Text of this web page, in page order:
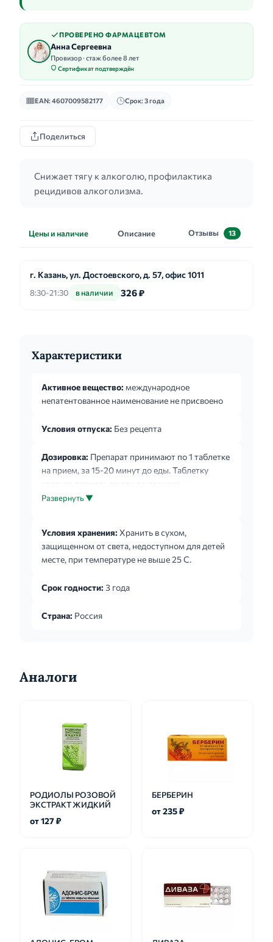
ПРОВЕРЕНО ФАРМАЦЕВТОМ
Анна Сергеевна
Провизор · стаж более 8 лет
Сертификат подтверждён
EAN: 4607009582177 Срок: 3 года
Поделиться
Снижает тягу к алкоголю, профилактика
рецидивов алкоголизма.
Цены и наличие Описание Отзывы 13
г. Казань, ул. Достоевского, д. 57, офис 1011
8:30-21:30 в наличии 326 ₽
Характеристики
Активное вещество: международное
непатентованное наименование не присвоено
Условия отпуска: Без рецепта
Дозировка: Препарат принимают по 1 таблетке
на прием, за 15-20 минут до еды. Таблетку
растворения. В состоянии похмелья первые 2
таблетке в час. В случае наступления сна прием
возобновляют после пробуждения. В
дальнейшем при улучшении состояния
часа (4 -6 таблеток в сутки) в течение 2-3 дней.
абстиненции н...
Развернуть ▼
Условия хранения: Хранить в сухом,
защищенном от света, недоступном для детей
месте, при температуре не выше 25 С.
Срок годности: 3 года
Страна: Россия
Аналоги
РОДИОЛЫ РОЗОВОЙ
ЭКСТРАКТ ЖИДКИЙ
от 127 ₽
БЕРБЕРИН
от 235 ₽